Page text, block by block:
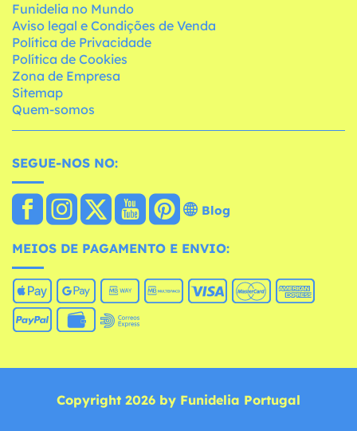
Funidelia no Mundo
Aviso legal e Condições de Venda
Política de Privacidade
Política de Cookies
Zona de Empresa
Sitemap
Quem-somos
SEGUE-NOS NO:
Blog
MEIOS DE PAGAMENTO E ENVIO:
Copyright 2026 by Funidelia Portugal